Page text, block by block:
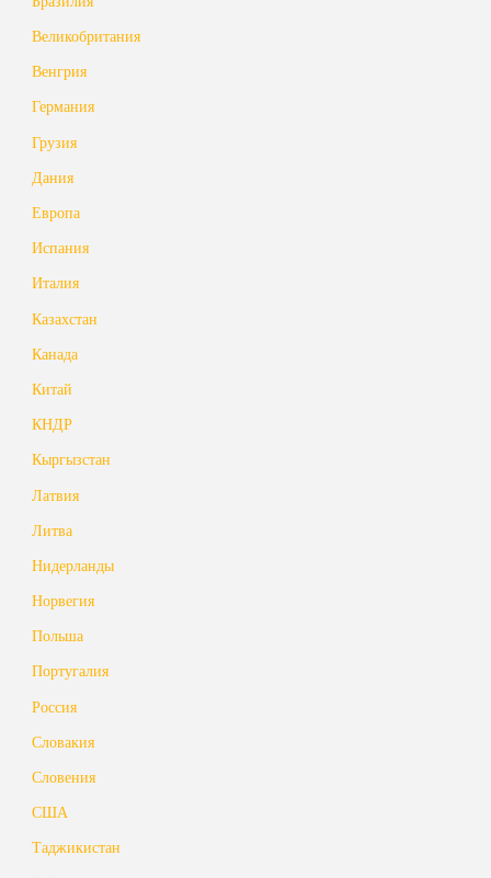
Великобритания
Венгрия
Германия
Грузия
Дания
Европа
Испания
Италия
Казахстан
Канада
Китай
КНДР
Кыргызстан
Латвия
Литва
Нидерланды
Норвегия
Польша
Португалия
Россия
Словакия
Словения
США
Таджикистан